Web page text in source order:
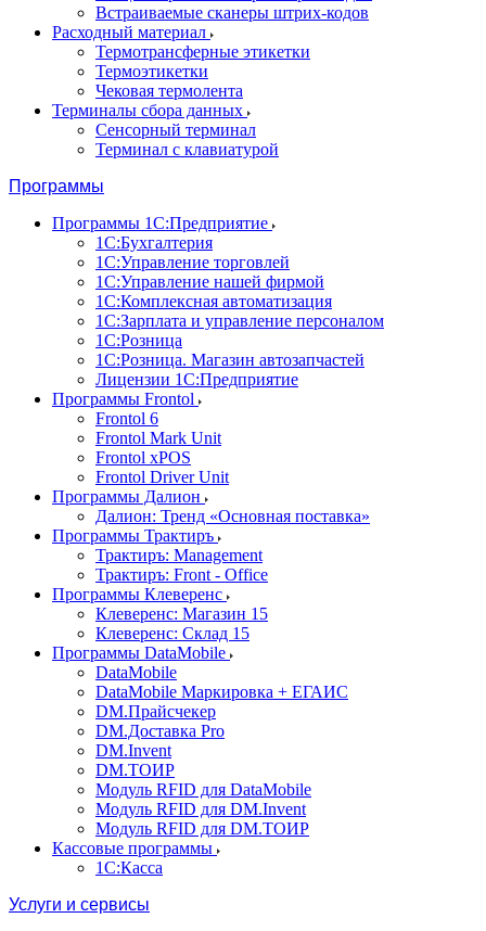
Встраиваемые сканеры штрих-кодов
Расходный материал
Термотрансферные этикетки
Термоэтикетки
Чековая термолента
Терминалы сбора данных
Сенсорный терминал
Терминал с клавиатурой
Программы
Программы 1С:Предприятие
1С:Бухгалтерия
1С:Управление торговлей
1С:Управление нашей фирмой
1С:Комплексная автоматизация
1С:Зарплата и управление персоналом
1С:Розница
1С:Розница. Магазин автозапчастей
Лицензии 1С:Предприятие
Программы Frontol
Frontol 6
Frontol Mark Unit
Frontol xPOS
Frontol Driver Unit
Программы Далион
Далион: Тренд «Основная поставка»
Программы Трактиръ
Трактиръ: Management
Трактиръ: Front - Office
Программы Клеверенс
Клеверенс: Магазин 15
Клеверенс: Склад 15
Программы DataMobile
DataMobile
DataMobile Маркировка + ЕГАИС
DM.Прайсчекер
DM.Доставка Pro
DM.Invent
DM.ТОИР
Модуль RFID для DataMobile
Модуль RFID для DM.Invent
Модуль RFID для DM.ТОИР
Кассовые программы
1С:Касса
Услуги и сервисы